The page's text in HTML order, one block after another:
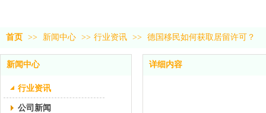
首页 >> 新闻中心 >> 行业资讯 >> 德国移民如何获取居留许可？
新闻中心
行业资讯
公司新闻
详细内容